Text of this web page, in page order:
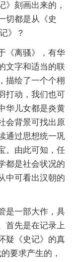
》刻画出来的，
切都是从《史
》？
离骚》，有华
文字和适当的联
描绘了一个个栩
打动，我们也可
华儿女都是炎黄
会背景可找出原
通过思想统一巩
。由此可知，任
都是社会状况的
中可看出汉朝的
一部大作，具
首先是在记录上
疑《史记》的真
要求产生的，